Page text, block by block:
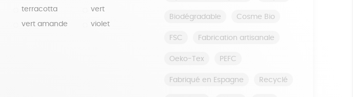
terracotta vert
vert amande violet
Biodégradable Cosme Bio
FSC Fabrication artisanale
Oeko-Tex PEFC
Fabriqué en Espagne Recyclé